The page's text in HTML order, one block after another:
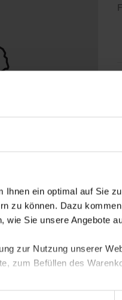
Ihnen ein optimal auf Sie
zu können. Dazu
Sie unsere Angebote
zur Nutzung unserer
zum Befüllen des